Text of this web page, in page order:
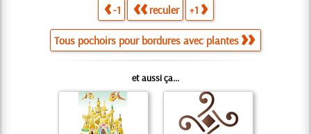
-1 reculer +1
Tous pochoirs pour bordures avec plantes
et aussi ça...